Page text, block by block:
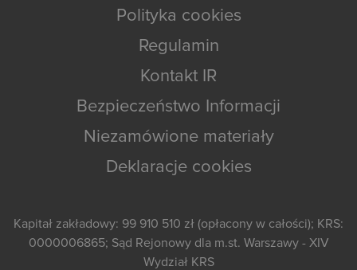
Polityka cookies
Regulamin
Kontakt IR
Bezpieczeństwo Informacji
Niezamówione materiały
Deklaracje cookies
Kapitał zakładowy: 99 910 510 zł (opłacony w całości); KRS:
0000006865; Sąd Rejonowy dla m.st. Warszawy - XIV
Wydział KRS